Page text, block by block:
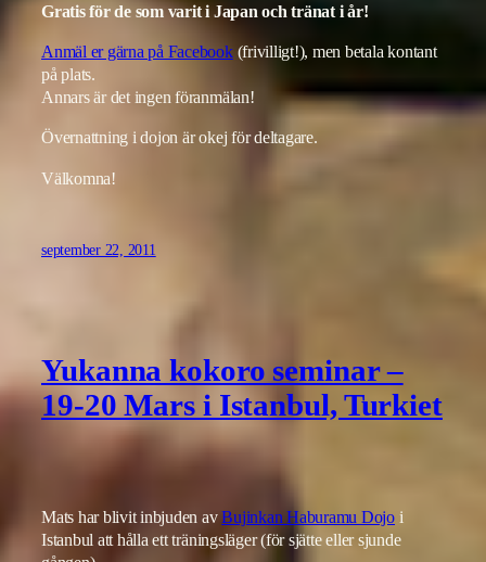
Gratis för de som varit i Japan och tränat i år!
Anmäl er gärna på Facebook(frivilligt!), men betala kontant
på plats.
Annars är det ingen föranmälan!
Övernattning i dojon är okej för deltagare.
Välkomna!
september 22, 2011
Yukanna kokoro seminar –
19-20 Mars i Istanbul, Turkiet
Mats har blivit inbjuden avBujinkan Haburamu Dojo i
Istanbul att hålla ett träningsläger (för sjätte eller sjunde